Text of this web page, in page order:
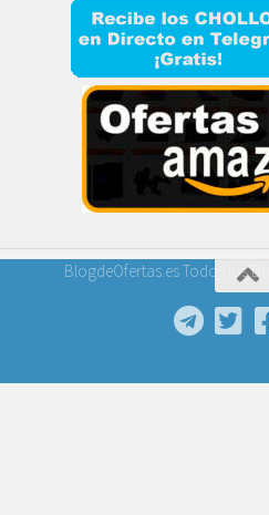
BlogdeOfertas.es Todos los